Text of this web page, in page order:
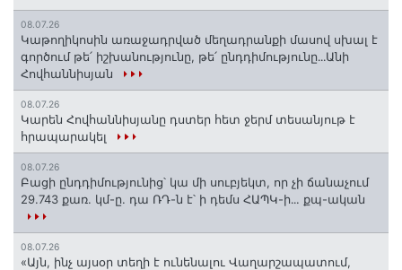
08.07.26
Կաթողիկոսին առաջադրված մեղադրանքի մասով սխալ է
գործում թե՛ իշխանությունը, թե՛ ընդդիմությունը․․․Անի
Հովհաննիսյան
08.07.26
Կարեն Հովհաննիսյանը դստեր հետ ջերմ տեսանյութ է
հրապարակել
08.07.26
Բացի ընդդիմությունից՝ կա մի սուբյեկտ, որ չի ճանաչում
29.743 քառ. կմ-ը. դա ՌԴ-ն է՝ ի դեմս ՀԱՊԿ-ի․․. քպ-ական
08.07.26
«Այն, ինչ այսօր տեղի է ունենալու Վաղարշապատում,